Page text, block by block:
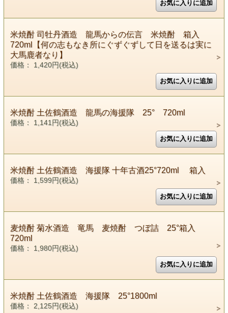
米焼酎 司牡丹酒造 龍馬からの伝言 米焼酎 箱入
720ml【何の志もなき所にぐずぐずして日を送るは実に
大馬鹿者なり】
価格： 1,420円(税込)
米焼酎 土佐鶴酒造 龍馬の海援隊 25° 720ml
価格： 1,141円(税込)
米焼酎 土佐鶴酒造 海援隊 十年古酒25°720ml 箱入
価格： 1,599円(税込)
麦焼酎 菊水酒造 竜馬 麦焼酎 つぼ詰 25°箱入
720ml
価格： 1,980円(税込)
米焼酎 土佐鶴酒造 海援隊 25°1800ml
価格： 2,125円(税込)